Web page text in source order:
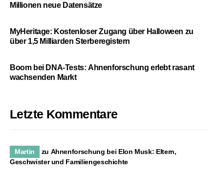
Millionen neue Datensätze
MyHeritage: Kostenloser Zugang über Halloween zu
über 1,5 Milliarden Sterberegistern
Boom bei DNA-Tests: Ahnenforschung erlebt rasant
wachsenden Markt
Letzte Kommentare
Martin zu Ahnenforschung bei Elon Musk: Eltern,
Geschwister und Familiengeschichte